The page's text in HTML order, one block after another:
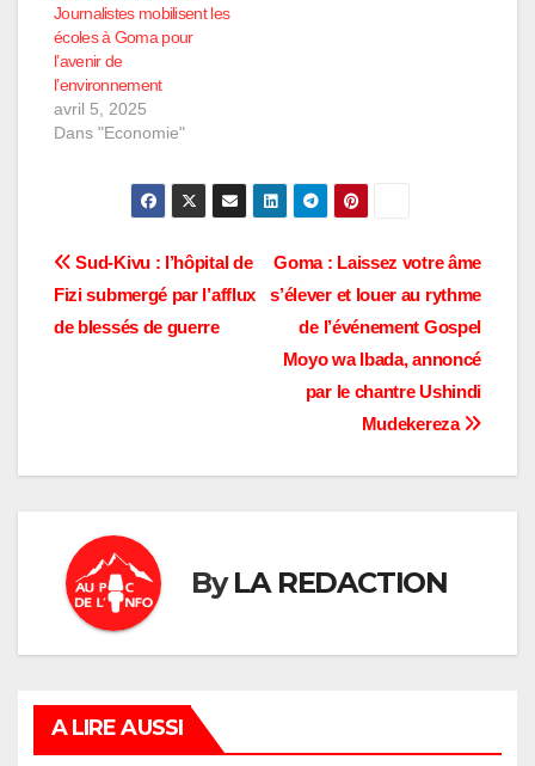
Journalistes mobilisent les
écoles à Goma pour
l’avenir de
l’environnement
avril 5, 2025
Dans "Economie"
Navigation
de
Goma : Laissez votre âme
s’élever et louer au rythme
de l’événement Gospel
Moyo wa Ibada, annoncé
par le chantre Ushindi
Mudekereza
Sud-Kivu : l’hôpital de
Fizi submergé par l’afflux
de blessés de guerre
ByLA REDACTION
A LIRE AUSSI